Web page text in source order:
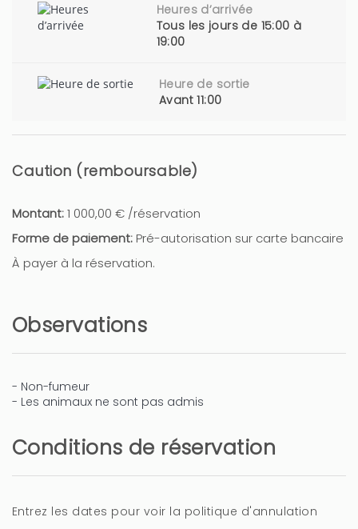
Heures d’arrivée
Tous les jours de 15:00 à
19:00
Heure de sortie
Avant 11:00
Caution (remboursable)
Montant:1 000,00 € /réservation
Forme de paiement: Pré-autorisation sur carte bancaire
À payer à la réservation.
Observations
- Non-fumeur
- Les animaux ne sont pas admis
Conditions de réservation
Entrez les dates pour voir la politique d'annulation